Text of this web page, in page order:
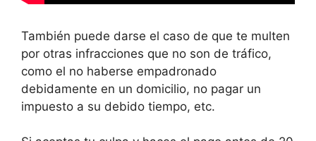
También puede darse el caso de que te multen
por otras infracciones que no son de tráfico,
como el no haberse empadronado
debidamente en un domicilio, no pagar un
impuesto a su debido tiempo, etc.